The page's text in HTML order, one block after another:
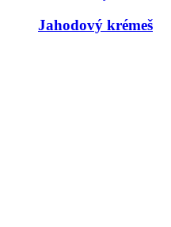
Jahodový krémeš